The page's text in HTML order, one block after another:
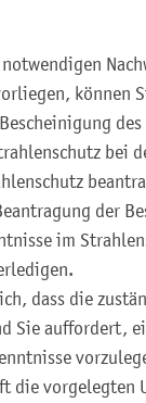
können
des
bei
der
im
dass die
Sie auffordert,
die vorgelegten